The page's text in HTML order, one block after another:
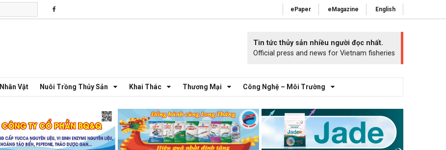
ePaper eMagazine English
Tin tức thủy sản nhiều người đọc nhất.
Official press and news for Vietnam fisheries
Nhân Vật Nuôi Trồng Thủy Sản Khai Thác Thương Mại Công Nghệ – Môi Trường